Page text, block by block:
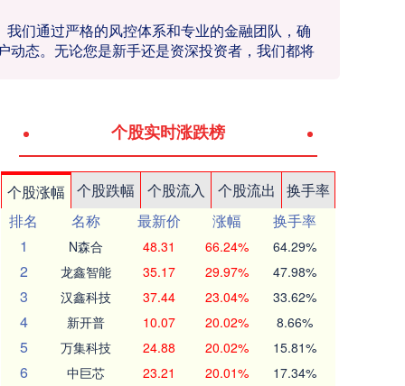
们通过严格的风控体系和专业的金融团队，确
动态。无论您是新手还是资深投资者，我们都将
个股实时涨跌榜
个股涨幅 个股跌幅 个股流入 个股流出
换手率
排名
名称 最新价 涨幅
换手率
1
N森合 48.31 66.24% 64.29%
2 龙鑫智能 35.17 29.97% 47.98%
3 汉鑫科技 37.44 23.04% 33.62%
4 新开普 10.07 20.02% 8.66%
5 万集科技 24.88 20.02% 15.81%
6 中巨芯 23.21 20.01% 17.34%